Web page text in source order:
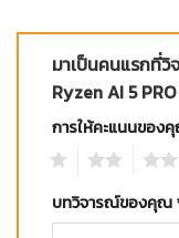
มาเป็นคนแรกที่วิ
Ryzen AI 5
การให้คะแนนของ
บทวิจารณ์ของคุณ